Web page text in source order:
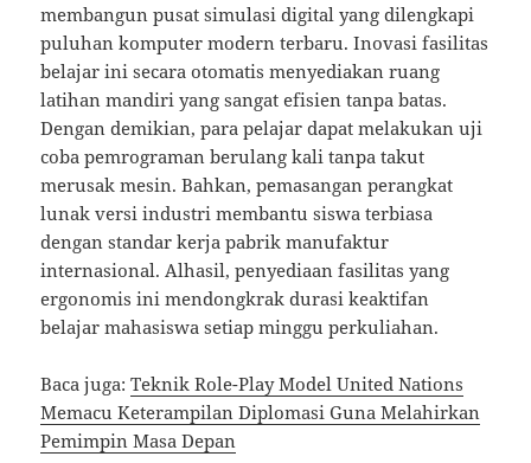
membangun pusat simulasi digital yang dilengkapi
puluhan komputer modern terbaru. Inovasi fasilitas
belajar ini secara otomatis menyediakan ruang
latihan mandiri yang sangat efisien tanpa batas.
Dengan demikian, para pelajar dapat melakukan uji
coba pemrograman berulang kali tanpa takut
merusak mesin. Bahkan, pemasangan perangkat
lunak versi industri membantu siswa terbiasa
dengan standar kerja pabrik manufaktur
internasional. Alhasil, penyediaan fasilitas yang
ergonomis ini mendongkrak durasi keaktifan
belajar mahasiswa setiap minggu perkuliahan.
Baca juga:Teknik Role-Play Model United Nations
Memacu Keterampilan Diplomasi Guna Melahirkan
Pemimpin Masa Depan